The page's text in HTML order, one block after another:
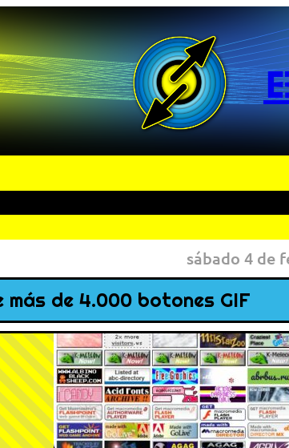
sábado 4 de
más de 4.000 botones GIF